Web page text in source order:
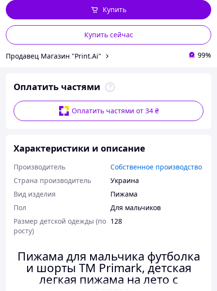
Купить сейчас
Купить
Продавец Магазин "Print.Ai" 99%
Оплатить частями
Оплатить частями от 34 ₴
Характеристики и описание
Производитель
Собственное производство
Страна производитель
Украина
Вид изделия
Пижама
Пол
Для мальчиков
Размер детской одежды (по
росту)
128
Пижама для мальчика футболка
и шорты ТМ Primark, детская
легкая пижама на лето с